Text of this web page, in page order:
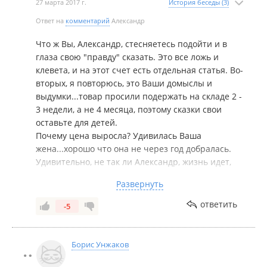
27 марта 2017 г. История беседы (3)
Ответ на комментарий Александр
Что ж Вы, Александр, стесняетесь подойти и в
глаза свою "правду" сказать. Это все ложь и
клевета, и на этот счет есть отдельная статья. Во-
вторых, я повторюсь, это Ваши домыслы и
выдумки...товар просили подержать на складе 2 -
3 недели, а не 4 месяца, поэтому сказки свои
оставьте для детей.
Почему цена выросла? Удивилась Ваша
жена...хорошо что она не через год добралась.
Удивительно, не так ли Александр, жизнь идет,
У Вас такие смешные аргументы, и глупые
вопросы, что данную дискуссию можно
прекращать...логики ноль, правды ноль.
Мой звонок? Какой еще звонок, Александр? Не
смешите, у меня даже номера нет, все
переговоры велись с Евгенией, Вы лишь
Развернуть
-5 ответить
Борис Унжаков